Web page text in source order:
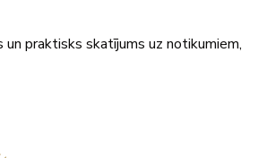
un praktisks skatījums uz notikumiem,